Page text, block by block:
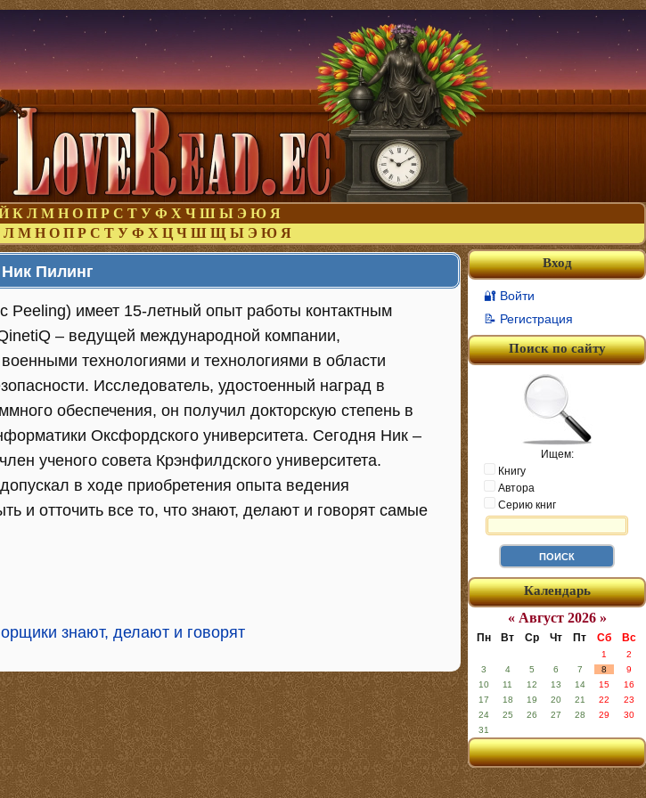
К Л М Н О П Р С Т У Ф Х Ч Ш Ы Э Ю Я
Л М Н О П Р С Т У Ф Х Ц Ч Ш Щ Ы Э Ю Я
Ник Пилинг
Peeling) имеет 15-летный опыт работы контактным
– ведущей международной компании,
технологиями и технологиями в области
Исследователь, удостоенный наград в
обеспечения, он получил докторскую степень в
Оксфордского университета. Сегодня Ник –
ученого совета Крэнфилдского университета.
в ходе приобретения опыта ведения
и отточить все то, что знают, делают и говорят самые
знают, делают и говорят
Вход
🔐 Войти
📝 Регистрация
Поиск по сайту
Ищем:
Книгу
Автора
Серию книг
Календарь
« Август 2026 »
Пн Вт Ср Чт Пт Сб Вс
1
2
3
4 5 6 7 8
9
10
11 12 13 14 15
16
17
18 19 20 21 22
23
24
25 26 27 28 29
30
31